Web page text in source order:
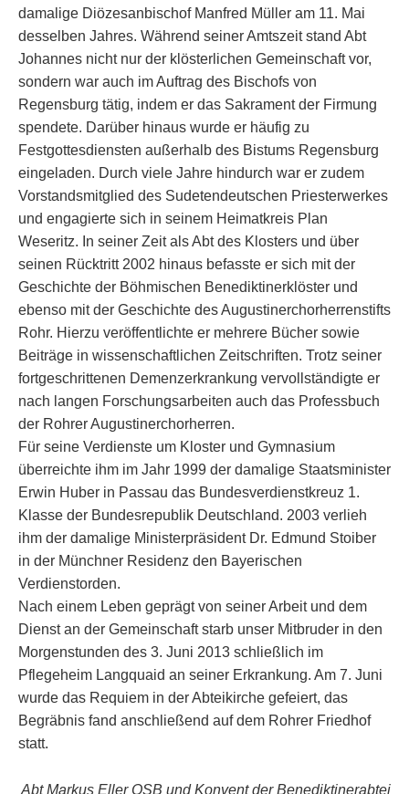
damalige Diözesanbischof Manfred Müller am 11. Mai
desselben Jahres. Während seiner Amtszeit stand Abt
Johannes nicht nur der klösterlichen Gemeinschaft vor,
sondern war auch im Auftrag des Bischofs von
Regensburg tätig, indem er das Sakrament der Firmung
spendete. Darüber hinaus wurde er häufig zu
Festgottesdiensten außerhalb des Bistums Regensburg
eingeladen. Durch viele Jahre hindurch war er zudem
Vorstandsmitglied des Sudetendeutschen Priesterwerkes
und engagierte sich in seinem Heimatkreis Plan
Weseritz. In seiner Zeit als Abt des Klosters und über
seinen Rücktritt 2002 hinaus befasste er sich mit der
Geschichte der Böhmischen Benediktinerklöster und
ebenso mit der Geschichte des Augustinerchorherrenstifts
Rohr. Hierzu veröffentlichte er mehrere Bücher sowie
Beiträge in wissenschaftlichen Zeitschriften. Trotz seiner
fortgeschrittenen Demenzerkrankung vervollständigte er
nach langen Forschungsarbeiten auch das Professbuch
der Rohrer Augustinerchorherren.
Für seine Verdienste um Kloster und Gymnasium
überreichte ihm im Jahr 1999 der damalige Staatsminister
Erwin Huber in Passau das Bundesverdienstkreuz 1.
Klasse der Bundesrepublik Deutschland. 2003 verlieh
ihm der damalige Ministerpräsident Dr. Edmund Stoiber
in der Münchner Residenz den Bayerischen
Verdienstorden.
Nach einem Leben geprägt von seiner Arbeit und dem
Dienst an der Gemeinschaft starb unser Mitbruder in den
Morgenstunden des 3. Juni 2013 schließlich im
Pflegeheim Langquaid an seiner Erkrankung. Am 7. Juni
wurde das Requiem in der Abteikirche gefeiert, das
Begräbnis fand anschließend auf dem Rohrer Friedhof
statt.
Abt Markus Eller OSB und Konvent der Benediktinerabtei